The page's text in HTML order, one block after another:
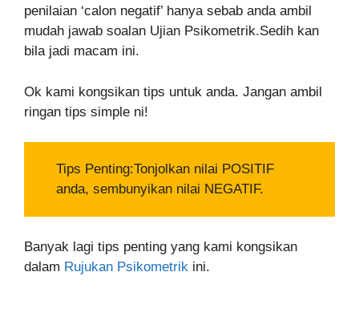
penilaian ‘calon negatif’ hanya sebab anda ambil
mudah jawab soalan Ujian Psikometrik.Sedih kan
bila jadi macam ini.
Ok kami kongsikan tips untuk anda. Jangan ambil
ringan tips simple ni!
Tips Penting:Tonjolkan nilai POSITIF
anda, sembunyikan nilai NEGATIF.
Banyak lagi tips penting yang kami kongsikan
dalam Rujukan Psikometrik ini.